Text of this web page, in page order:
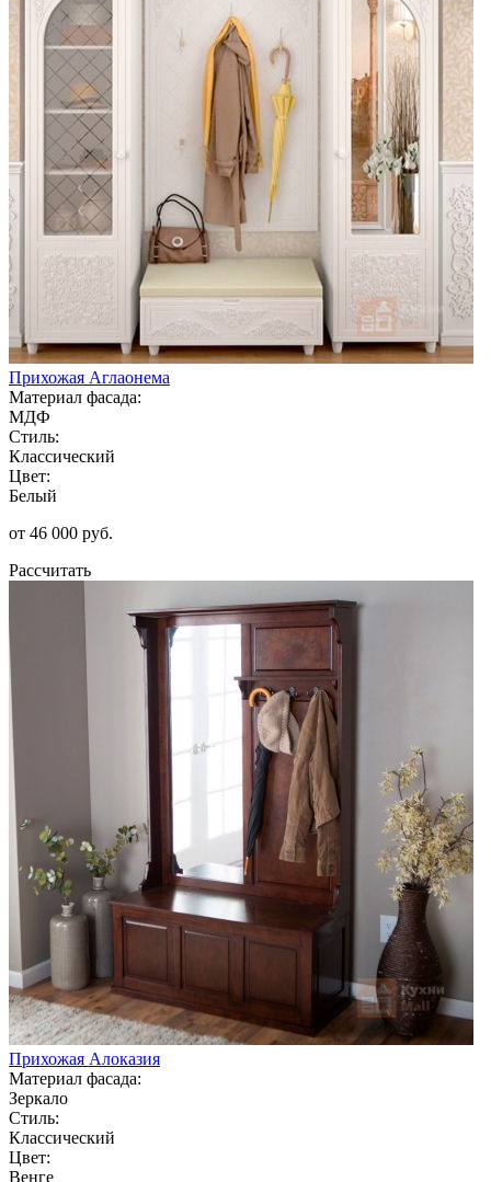
Прихожая Аглаонема
Материал фасада:
МДФ
Стиль:
Классический
Цвет:
Белый
от 46 000 руб.
Рассчитать
Прихожая Алоказия
Материал фасада:
Зеркало
Стиль:
Классический
Цвет:
Венге